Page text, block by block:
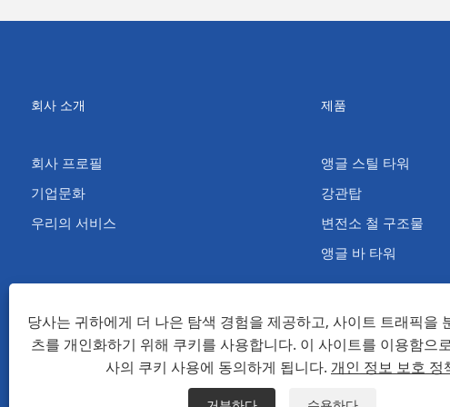
회사 소개
회사 프로필
기업문화
우리의 서비스
제품
앵글 스틸 타워
강관탑
변전소 철 구조물
앵글 바 타워
저작권 © 2022 칭다오 마오퉁 전력 설비 유한 회사 - 앵글 철탑, 변전소 철
XML 개인 정보 보호 정책
당사는 귀하에게 더 나은 탐색 경험을 제공하고, 사이트 트래픽을
츠를 개인화하기 위해 쿠키를 사용합니다. 이 사이트를 이용함으
사의 쿠키 사용에 동의하게 됩니다. 개인 정보 보호 정